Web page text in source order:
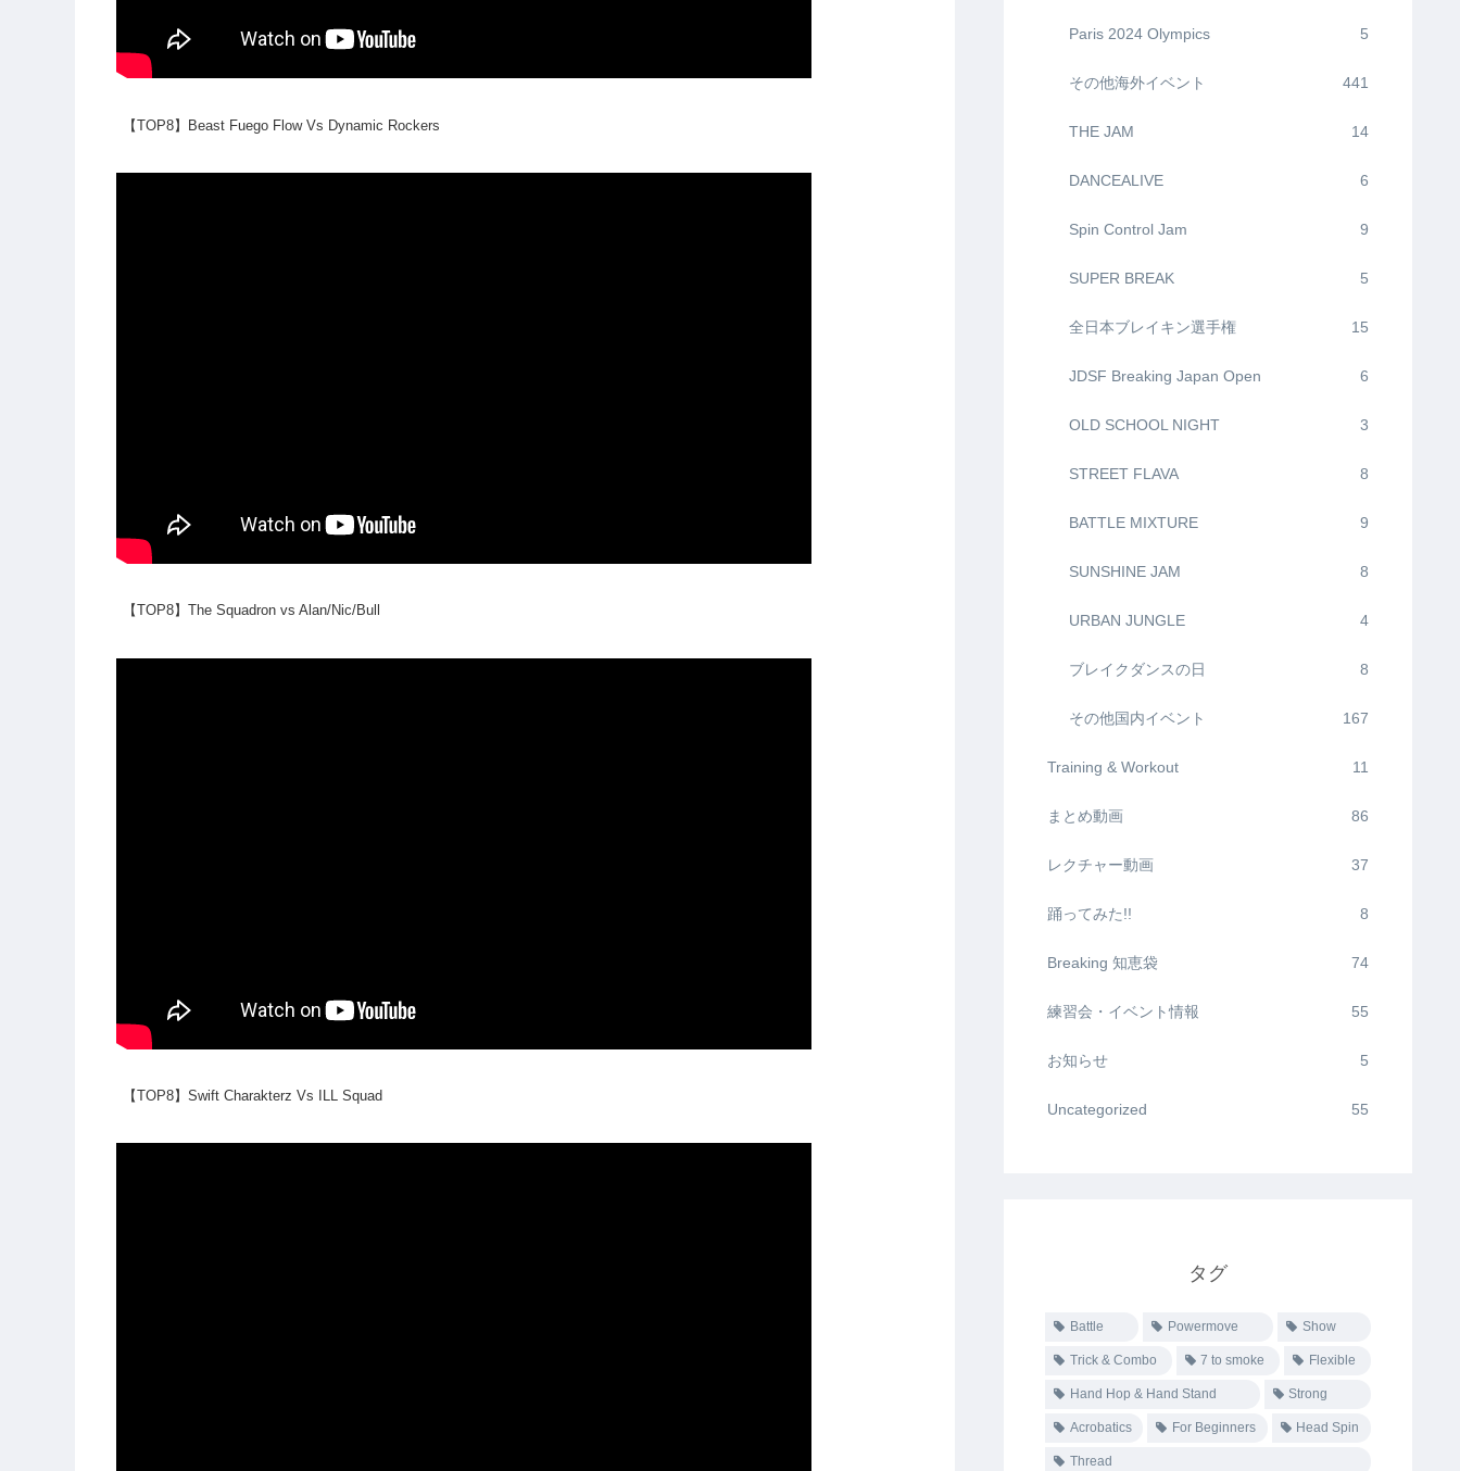
【TOP8】Beast Fuego Flow Vs Dynamic Rockers
【TOP8】The Squadron vs Alan/Nic/Bull
【TOP8】Swift Charakterz Vs ILL Squad
Paris 2024 Olympics 5
その他海外イベント 441
THE JAM 14
DANCEALIVE 6
Spin Control Jam 9
SUPER BREAK 5
全日本ブレイキン選手権 15
JDSF Breaking Japan Open 6
OLD SCHOOL NIGHT 3
STREET FLAVA 8
BATTLE MIXTURE 9
SUNSHINE JAM 8
URBAN JUNGLE 4
ブレイクダンスの日 8
その他国内イベント 167
Training & Workout 11
まとめ動画 86
レクチャー動画 37
踊ってみた!! 8
Breaking 知恵袋 74
練習会・イベント情報 55
お知らせ 5
Uncategorized 55
タグ
Battle Powermove Show
Trick & Combo 7 to smoke Flexible
Hand Hop & Hand Stand Strong
Acrobatics For Beginners Head Spin
Thread